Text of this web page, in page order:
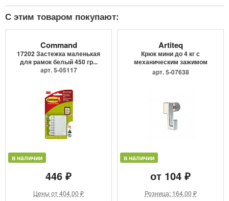
С этим товаром покупают:
Command
17202 Застежка маленькая
для рамок белый 450 гр...
арт. 5-05117
в наличии
446 ₽
Цены от 404.00 ₽
Artiteq
Крюк мини до 4 кг с
механическим зажимом
9.4205
арт. 5-07638
в наличии
от 104 ₽
Розница: 164.00 ₽